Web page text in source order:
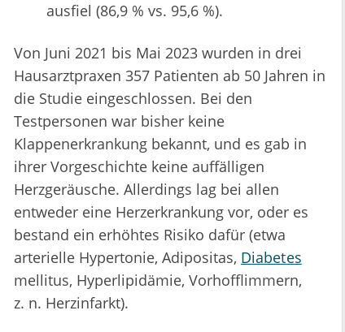
ausfiel (86,9 % vs. 95,6 %).
Von Juni 2021 bis Mai 2023 wurden in drei
Hausarztpraxen 357 Patienten ab 50 Jahren in
die Studie eingeschlossen. Bei den
Testpersonen war bisher keine
Klappenerkrankung bekannt, und es gab in
ihrer Vorgeschichte keine auffälligen
Herzgeräusche. Allerdings lag bei allen
entweder eine Herzerkrankung vor, oder es
bestand ein erhöhtes Risiko dafür (etwa
arterielle Hypertonie, Adipositas, Diabetes
mellitus, Hyperlipidämie, Vorhofflimmern,
z. n. Herzinfarkt).